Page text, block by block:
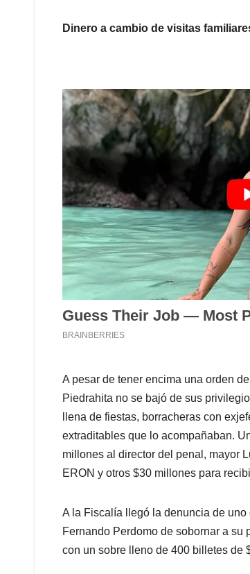
Dinero a cambio de visitas
A pesar de tener encima una orden
Piedrahita no se bajó de sus
llena de fiestas, borracheras con
extraditables que lo acompañaban.
millones al director del penal, mayor
ERON y otros $30 millones para
A la Fiscalía llegó la denuncia de
Fernando Perdomo de sobornar a su
con un sobre lleno de 400 billetes de